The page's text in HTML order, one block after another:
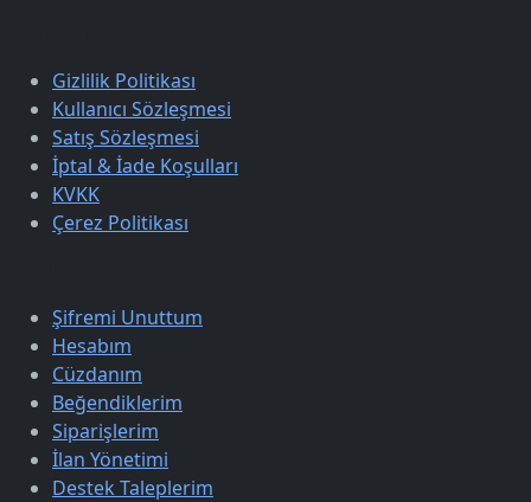
Gizlilik Politikası
Kullanıcı Sözleşmesi
Satış Sözleşmesi
İptal & İade Koşulları
KVKK
Çerez Politikası
Şifremi Unuttum
Hesabım
Cüzdanım
Beğendiklerim
Siparişlerim
İlan Yönetimi
Destek Taleplerim